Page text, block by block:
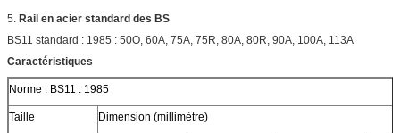
5. Rail en acier standard des BS
BS11 standard : 1985 : 50O, 60A, 75A, 75R, 80A, 80R, 90A, 100A, 113A
Caractéristiques
Norme : BS11 : 1985
Taille Dimension (millimètre)